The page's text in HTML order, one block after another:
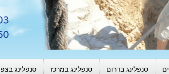
סנפלינג בדרום סנפלינג במרכז סנפלינג